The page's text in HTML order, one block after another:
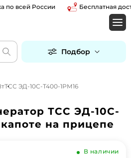
всей России Бесплатная
Подбор
ТСС ЭД-10С-Т400-1РМ16
ТСС ЭД-10С-
на прицепе
В наличии